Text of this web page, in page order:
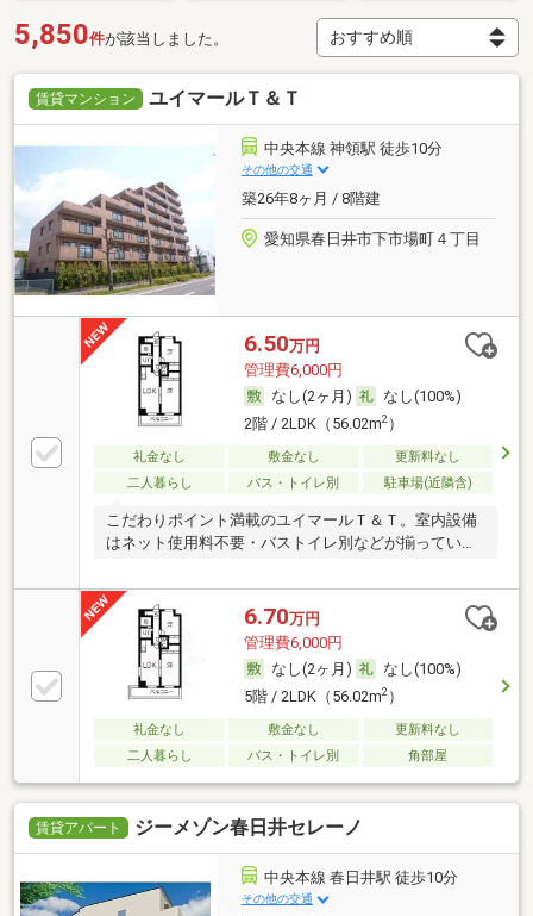
5,850件が該当しました。
賃貸マンション ユイマールＴ＆Ｔ
中央本線 神領駅 徒歩10分
その他の交通
築26年8ヶ月 / 8階建
愛知県春日井市下市場町４丁目
6.50万円
管理費6,000円
なし(2ヶ月)
なし(100%)
2階 / 2LDK（56.02m2）
礼金なし 敷金なし
更新料なし
二人暮らし
バス・トイレ別 駐車場(近隣含)
こだわりポイント満載のユイマールＴ＆Ｔ。室内設備
はネット使用料不要・バストイレ別などが揃っている
6.70万円
管理費6,000円
なし(2ヶ月)
なし(100%)
5階 / 2LDK（56.02m2）
礼金なし 敷金なし
更新料なし
二人暮らし
バス・トイレ別 角部屋
賃貸アパート ジーメゾン春日井セレーノ
中央本線 春日井駅 徒歩10分
その他の交通